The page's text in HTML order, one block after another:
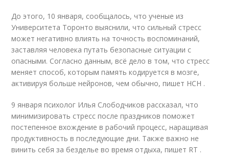
До этого, 10 января, сообщалось, что ученые из
Университета Торонто выяснили, что сильный стресс
может негативно влиять на точность воспоминаний,
заставляя человека путать безопасные ситуации с
опасными. Согласно данным, всё дело в том, что стресс
меняет способ, которым память кодируется в мозге,
активируя больше нейронов, чем обычно, пишет НСН .
9 января психолог Илья Слободчиков рассказал, что
минимизировать стресс после праздников поможет
постепенное вхождение в рабочий процесс, наращивая
продуктивность в последующие дни. Также важно не
винить себя за безделье во время отдыха, пишет RT .